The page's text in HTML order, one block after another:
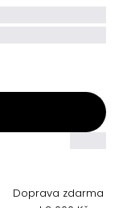
Doprava zdarma